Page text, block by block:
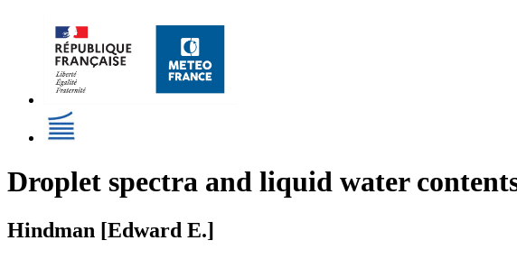
Droplet spectra and liquid water
Hindman [Edward E.]